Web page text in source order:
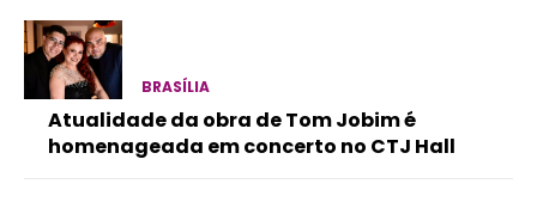
BRASÍLIA
Atualidade da obra de Tom Jobim é
homenageada em concerto no CTJ Hall